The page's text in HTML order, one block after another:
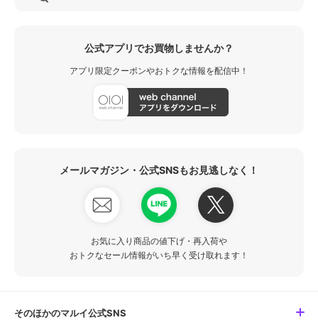
公式アプリでお買物しませんか？
アプリ限定クーポンやおトクな情報を配信中！
メールマガジン・公式SNSもお見逃しなく！
お気に入り商品の値下げ・再入荷や
おトクなセール情報がいち早く受け取れます！
そのほかのマルイ公式SNS